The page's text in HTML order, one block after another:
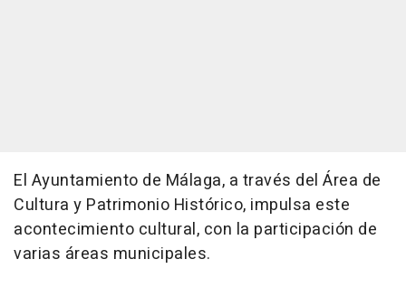
El Ayuntamiento de Málaga, a través del Área de
Cultura y Patrimonio Histórico, impulsa este
acontecimiento cultural, con la participación de
varias áreas municipales.